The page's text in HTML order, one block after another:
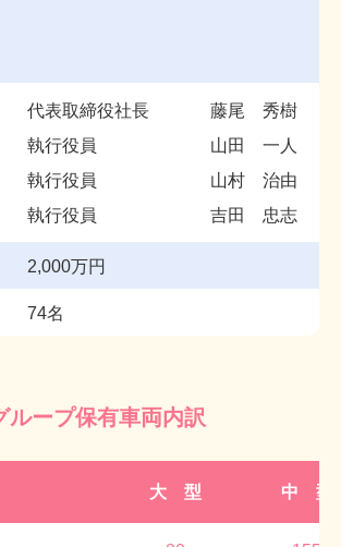
代表取締役社長
藤尾 秀樹
執行役員
山田 一人
執行役員
山村 治由
執行役員
吉田 忠志
2,000万円
74名
ループ保有車両内訳
大 型 中 型